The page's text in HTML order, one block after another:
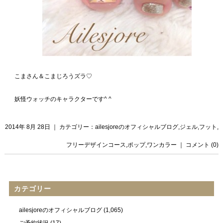
こまさん＆こまじろうズラ♡
妖怪ウォッチのキャラクターです^ ^
2014年 8月 28日 ｜ カテゴリー：ailesjoreのオフィシャルブログ,ジェル,フット ,
フリーデザインコース,ポップ,ワンカラー コメント (0)
カテゴリー
ailesjoreのオフィシャルブログ(1,065)